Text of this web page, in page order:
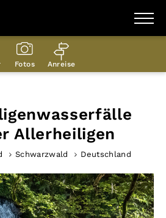
Fotos Anreise
Allerheiligen
Schwarzwald Deutschland